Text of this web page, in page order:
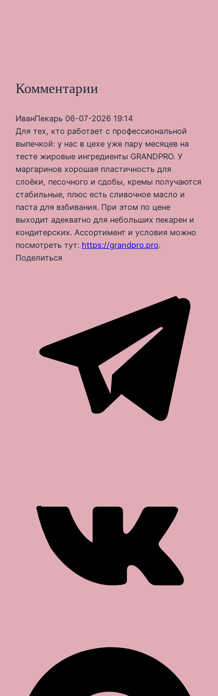
Комментарии
ИванПекарь 06-07-2026 19:14
Для тех, кто работает с профессиональной
выпечкой: у нас в цехе уже пару месяцев на
тесте жировые ингредиенты GRANDPRO. У
маргаринов хорошая пластичность для
слоёки, песочного и сдобы, кремы получаются
стабильные, плюс есть сливочное масло и
паста для взбивания. При этом по цене
выходит адекватно для небольших пекарен и
кондитерских. Ассортимент и условия можно
посмотреть тут: https://grandpro.pro.
Поделиться